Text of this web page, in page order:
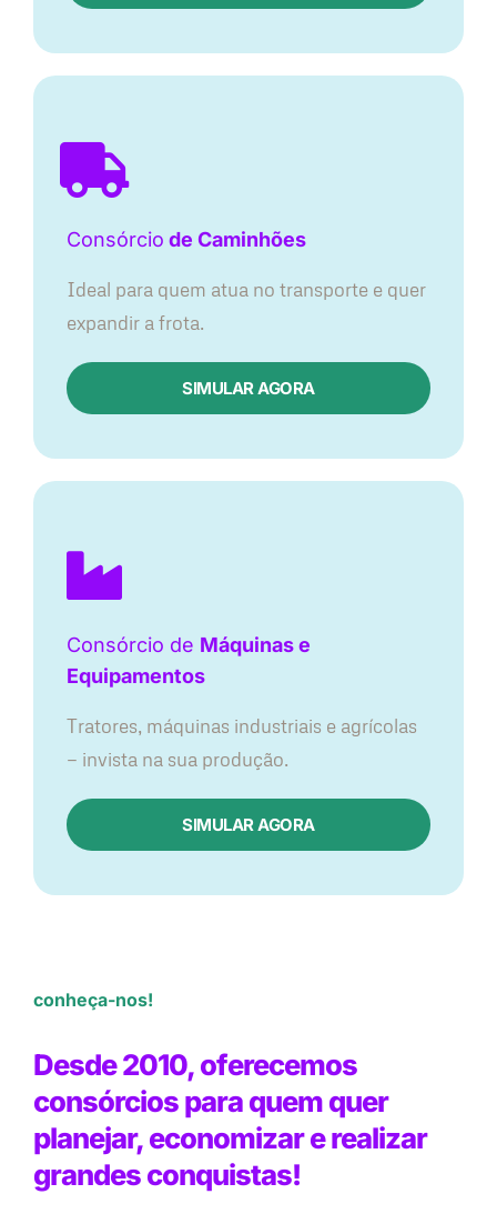
Consórcio de Caminhões
Ideal para quem atua no transporte e quer
expandir a frota.
SIMULAR AGORA
Consórcio de Máquinas e
Equipamentos
Tratores, máquinas industriais e agrícolas
— invista na sua produção.
SIMULAR AGORA
conheça-nos!
Desde 2010, oferecemos
consórcios para quem quer
planejar, economizar e realizar
grandes conquistas!